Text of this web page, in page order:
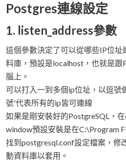
Postgres連線設定
1. listen_address參數
這個參數決定了可以從哪些IP位址
料庫，預設是localhost，也就是跟
腦上。
可以打入一到多個ip位址，以逗號
號'代表所有的ip皆可連線
如果是剛安裝好的PostgreSQL，
window預設安裝是在C:\Program
找到postgresql.conf設定檔案，修
動資料庫以套用。